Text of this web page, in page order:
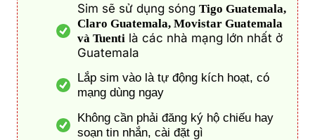
Sim sẽ sử dụng sóng Tigo Guatemala,
Claro Guatemala, Movistar Guatemala
và Tuenti là các nhà mạng lớn nhất ở
Guatemala
Lắp sim vào là tự động kích hoạt, có
mạng dùng ngay
Không cần phải đăng ký hộ chiếu hay
soạn tin nhắn, cài đặt gì